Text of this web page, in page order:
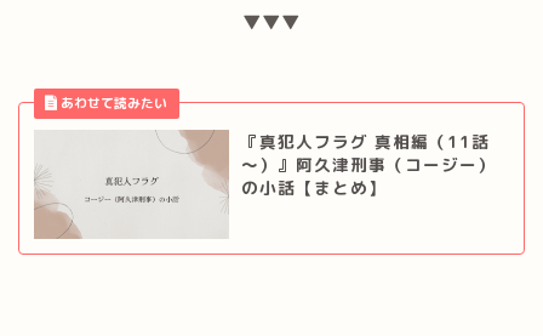
▼▼▼
『真犯人フラグ 真相編（11話
～）』阿久津刑事（コージー）
の小話【まとめ】